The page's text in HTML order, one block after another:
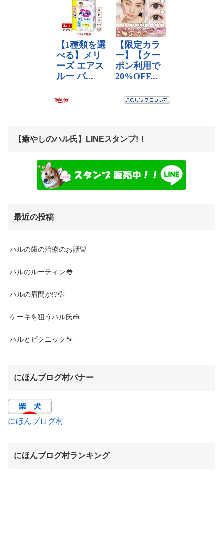
【癒やしのハル氏】LINEスタンプ!！
最近の投稿
ハルの歯の治療のお話🦷
ハルのルーティン👅
ハルの眉間が!?💦
ケーキを狙うハル氏🍰
ハルとピクニック🐾
にほんブログ村バナー
にほんブログ村
にほんブログ村ランキング